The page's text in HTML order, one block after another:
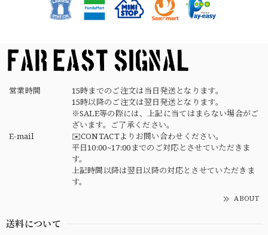
営業時間
15時までのご注文は当日発送となります。
15時以降のご注文は翌日発送となります。
※SALE等の際には、上記に当てはまらない場合がご
ざいます。ご了承ください。
E-mail
✉️CONTACTよりお問い合わせください。
平日10:00~17:00までのご対応とさせていただきま
す。
上記時間以降は翌日以降の対応とさせていただきま
す。
ABOUT
送料について